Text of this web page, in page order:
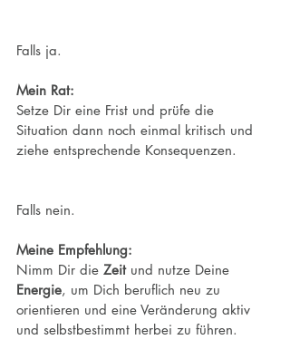
Falls ja.
Mein Rat:
Setze Dir eine Frist und prüfe die
Situation dann noch einmal kritisch und
ziehe entsprechende Konsequenzen.
Falls nein.
Meine Empfehlung:
Nimm Dir die Zeit und nutze Deine
Energie, um Dich beruflich neu zu
orientieren und eine Veränderung aktiv
und selbstbestimmt herbei zu führen.